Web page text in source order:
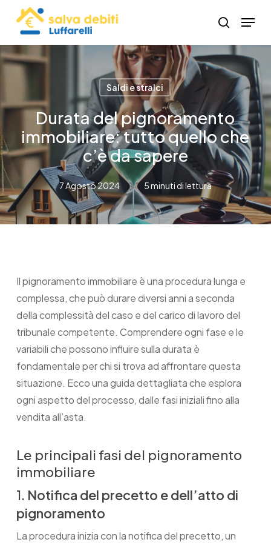
content
search
Menu
Saldi e stralci
Durata del pignoramento
immobiliare: tutto quello che
c’è da sapere
7 Agosto 2024 5 minuti di lettura
Il pignoramento immobiliare è una procedura lunga e
complessa, che può durare diversi anni a seconda
della complessità del caso e del carico di lavoro del
tribunale competente. Comprendere ogni fase e le
variabili che possono influire sulla durata è
fondamentale per chi si trova ad affrontare questa
situazione. Ecco una guida dettagliata che esplora
ogni aspetto del processo, dalle fasi iniziali fino alla
vendita all’asta.
Le principali fasi del pignoramento
immobiliare
1. Notifica del precetto e dell’atto di
pignoramento
La procedura inizia con la notifica del precetto, un
Menu